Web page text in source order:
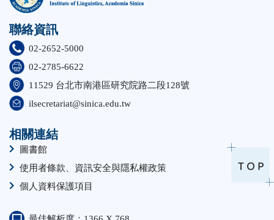
聯絡資訊
02-2652-5000
02-2785-6622
11529 台北市南港區研究院路二段128號
ilsecretariat@sinica.edu.tw
相關連結
圖書館
使用者條款、資訊安全與隱私權政策
個人資料保護項目